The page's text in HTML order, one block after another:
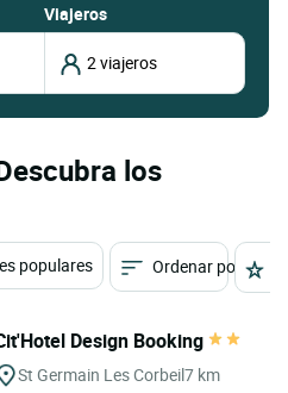
Viajeros
los
populares Ordenar por
Design Booking
St Germain Les Corbeil7 km